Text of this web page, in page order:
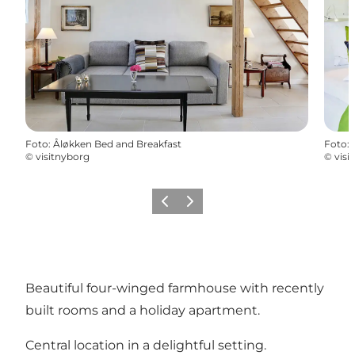
Foto: Åløkken Bed and Breakfast
© visitnyborg
Foto:
©
Precedente
Avanti
Beautiful four-winged farmhouse with recently
built rooms and a holiday apartment.
Central location in a delightful setting.